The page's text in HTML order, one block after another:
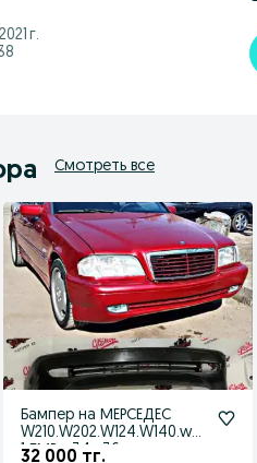
г.
Смотреть все
Бампер на МЕРСЕДЕС
W210.W202.W124.W140.w21
1 БМВ е34.е36
32 000 тг.